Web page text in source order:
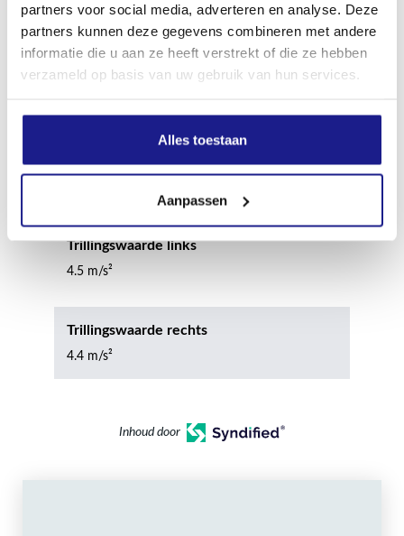
partners voor social media, adverteren en analyse. Deze
partners kunnen deze gegevens combineren met andere
informatie die u aan ze heeft verstrekt of die ze hebben
verzameld op basis van uw gebruik van hun services.
Alles toestaan
Aanpassen
457 mm
Geluidsdrukniveau
Geluidsvermogenniveau
Trillingswaarde links
4.5 m/s²
Trillingswaarde rechts
4.4 m/s²
Inhoud door